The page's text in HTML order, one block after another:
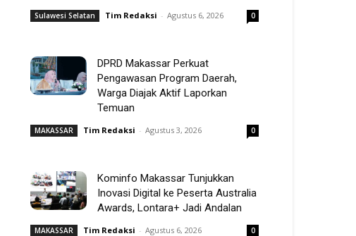
Sulawesi Selatan Tim Redaksi - Agustus 6, 2026 0
DPRD Makassar Perkuat
Pengawasan Program Daerah,
Warga Diajak Aktif Laporkan
Temuan
MAKASSAR Tim Redaksi - Agustus 3, 2026 0
Kominfo Makassar Tunjukkan
Inovasi Digital ke Peserta Australia
Awards, Lontara+ Jadi Andalan
MAKASSAR Tim Redaksi - Agustus 6, 2026 0